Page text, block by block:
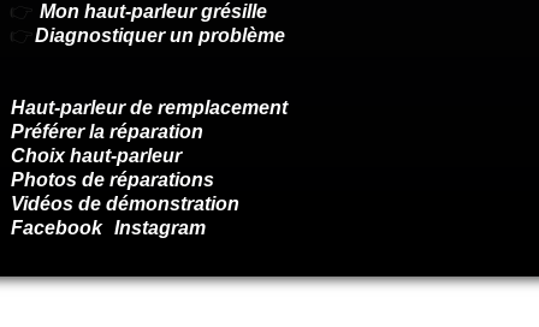
👉 Mon haut-parleur grésille
👉 Diagnostiquer un problème
Haut-parleur de remplacement
Préférer la réparation
Choix haut-parleur
Photos de réparations
Vidéos de démonstration
Facebook Instagram